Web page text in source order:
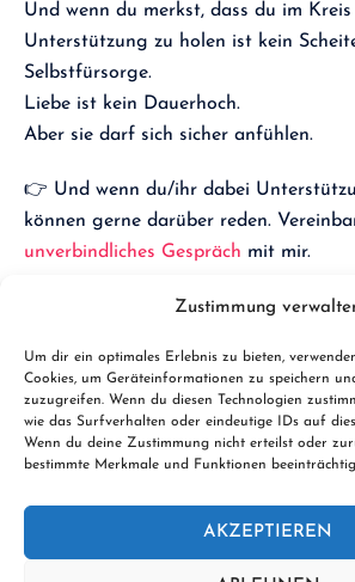
Zustimmung
Um dir ein optimales Erlebnis zu bieten,
Cookies, um Geräteinformationen zu speichern
zuzugreifen. Wenn du diesen Technologien
wie das Surfverhalten oder eindeutige IDs auf
Wenn du deine Zustimmung nicht erteilst oder
bestimmte Merkmale und Funktionen
AKZEPTIEREN
Und wenn du merkst, dass du im Kreis
Unterstützung zu holen ist kein
Selbstfürsorge.
Liebe ist kein Dauerhoch.
Aber sie darf sich sicher anfühlen.
👉 Und wenn du/ihr dabei
können gerne darüber reden.
unverbindliches Gespräch mit mir.
Vitaly GarievaufUnsplash